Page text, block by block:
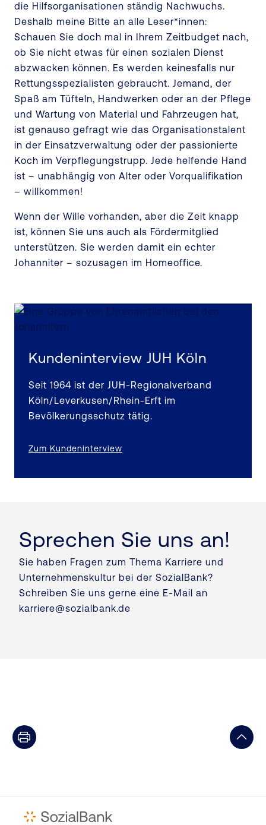
die Hilfsorganisationen ständig Nachwuchs.
Deshalb meine Bitte an alle Leser*innen:
Schauen Sie doch mal in Ihrem Zeitbudget nach,
ob Sie nicht etwas für einen sozialen Dienst
abzwacken können. Es werden keinesfalls nur
Rettungsspezialisten gebraucht. Jemand, der
Spaß am Tüfteln, Handwerken oder an der Pflege
und Wartung von Material und Fahrzeugen hat,
ist genauso gefragt wie das Organisationstalent
in der Einsatzverwaltung oder der passionierte
Koch im Verpflegungstrupp. Jede helfende Hand
ist – unabhängig von Alter oder Vorqualifikation
– willkommen!
Wenn der Wille vorhanden, aber die Zeit knapp
ist, können Sie uns auch als Fördermitglied
unterstützen. Sie werden damit ein echter
Johanniter – sozusagen im Homeoffice.
Kundeninterview JUH Köln
Seit 1964 ist der JUH-Regionalverband
Köln/Leverkusen/Rhein-Erft im
Bevölkerungsschutz tätig.
Zum Kundeninterview
Sprechen Sie uns an!
Sie haben Fragen zum Thema Karriere und
Unternehmenskultur bei der SozialBank?
Schreiben Sie uns gerne eine E-Mail an
karriere@sozialbank.de